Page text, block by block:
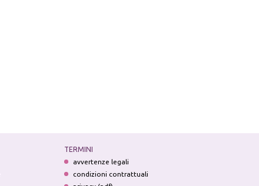
TERMINI
avvertenze legali
condizioni contrattuali